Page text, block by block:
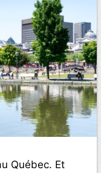
Québec. Et